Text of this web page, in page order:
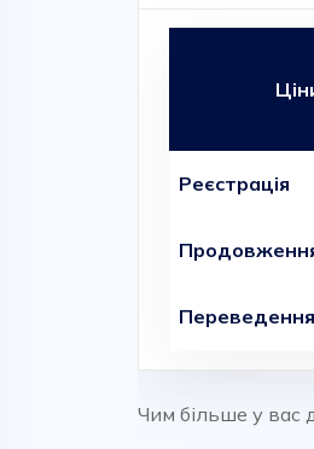
Реєстрація
Переведення
Чим більше у вас